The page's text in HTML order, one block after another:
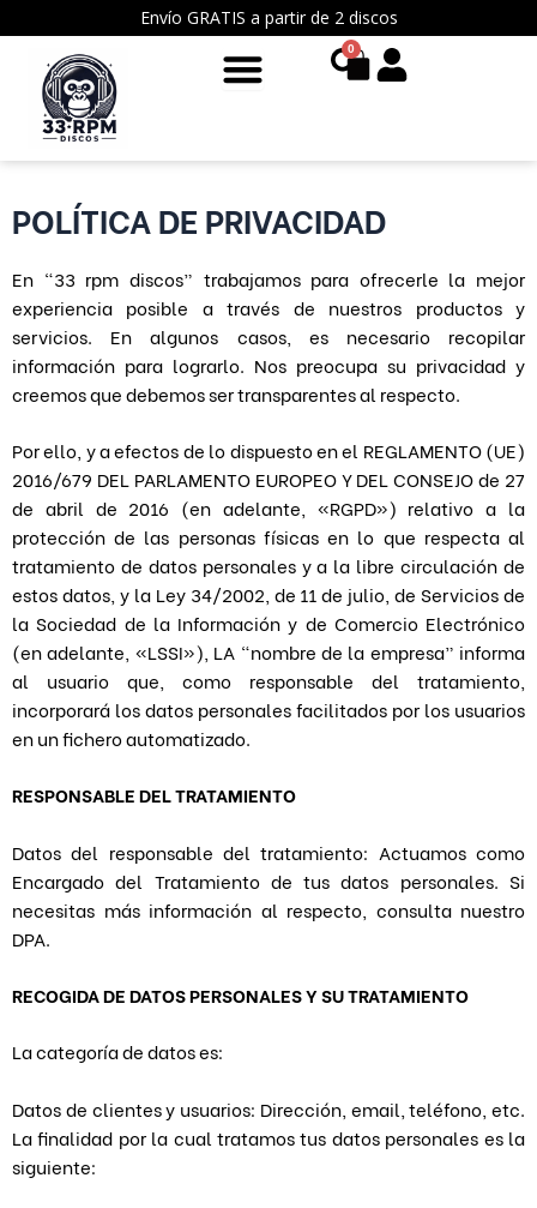
al
contenido
Envío GRATIS a partir de 2 discos
0
Cart
POLÍTICA DE PRIVACIDAD
En “33 rpm discos” trabajamos para ofrecerle la mejor
experiencia posible a través de nuestros productos y
servicios. En algunos casos, es necesario recopilar
información para lograrlo. Nos preocupa su privacidad y
creemos que debemos ser transparentes al respecto.
Por ello, y a efectos de lo dispuesto en el REGLAMENTO (UE)
2016/679 DEL PARLAMENTO EUROPEO Y DEL CONSEJO de 27
de abril de 2016 (en adelante, «RGPD») relativo a la
protección de las personas físicas en lo que respecta al
tratamiento de datos personales y a la libre circulación de
estos datos, y la Ley 34/2002, de 11 de julio, de Servicios de
la Sociedad de la Información y de Comercio Electrónico
(en adelante, «LSSI»), LA “nombre de la empresa” informa
al usuario que, como responsable del tratamiento,
incorporará los datos personales facilitados por los usuarios
en un fichero automatizado.
RESPONSABLE DEL TRATAMIENTO
Datos del responsable del tratamiento: Actuamos como
Encargado del Tratamiento de tus datos personales. Si
necesitas más información al respecto, consulta nuestro
DPA.
RECOGIDA DE DATOS PERSONALES Y SU TRATAMIENTO
La categoría de datos es:
Datos de clientes y usuarios: Dirección, email, teléfono, etc.
La finalidad por la cual tratamos tus datos personales es la
siguiente: